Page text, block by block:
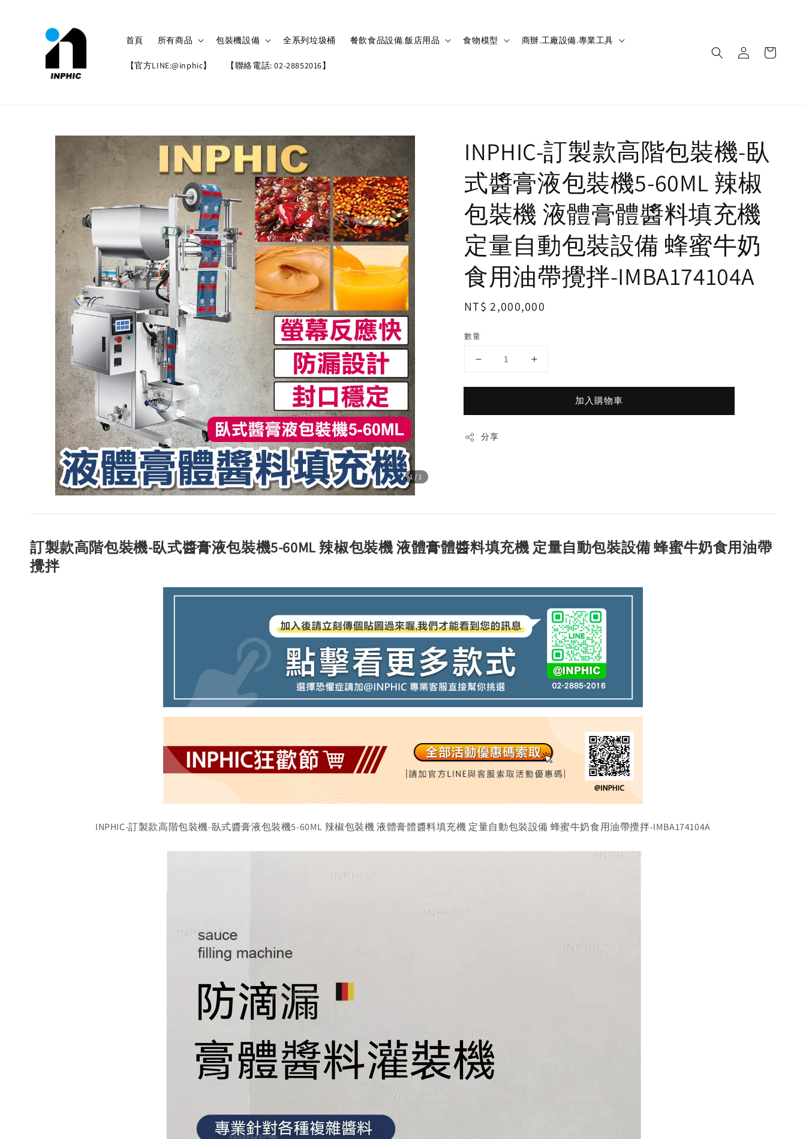
首頁 所有商品 包裝機設備 全系列垃圾桶 餐飲食品設備.飯店用品 食物模型 商辦.工廠設備.專業工具
【官方LINE:@inphic】 【聯絡電話: 02-28852016】
1/1
INPHIC-訂製款高階包裝機-臥
式醬膏液包裝機5-60ML 辣椒
包裝機 液體膏體醬料填充機
定量自動包裝設備 蜂蜜牛奶
食用油帶攪拌-IMBA174104A
Regular
NT$ 2,000,000
數量
加入購物車
分享
訂製款高階包裝機-臥式醬膏液包裝機5-60ML 辣椒包裝機 液體膏體醬料填充機 定量自動包裝設備 蜂蜜牛奶食用油帶
攪拌
INPHIC-訂製款高階包裝機-臥式醬膏液包裝機5-60ML 辣椒包裝機 液體膏體醬料填充機 定量自動包裝設備 蜂蜜牛奶食用油帶攪拌-IMBA174104A